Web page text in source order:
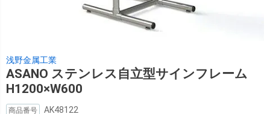
浅野金属工業
ASANO ステンレス自立型サインフレーム
H1200×W600
商品番号 AK48122